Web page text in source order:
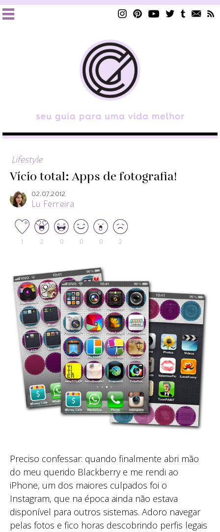
Lifestyle
Vício total: Apps de fotografia!
02.07.2012
Lu Ferreira
1 2 0 0 0 2
Preciso confessar: quando finalmente abri mão
do meu querido Blackberry e me rendi ao
iPhone, um dos maiores culpados foi o
Instagram, que na época ainda não estava
disponível para outros sistemas. Adoro navegar
pelas fotos e fico horas descobrindo perfis legais